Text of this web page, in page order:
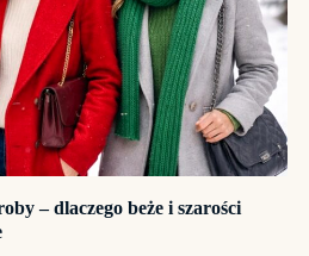
– dlaczego beże i szarości